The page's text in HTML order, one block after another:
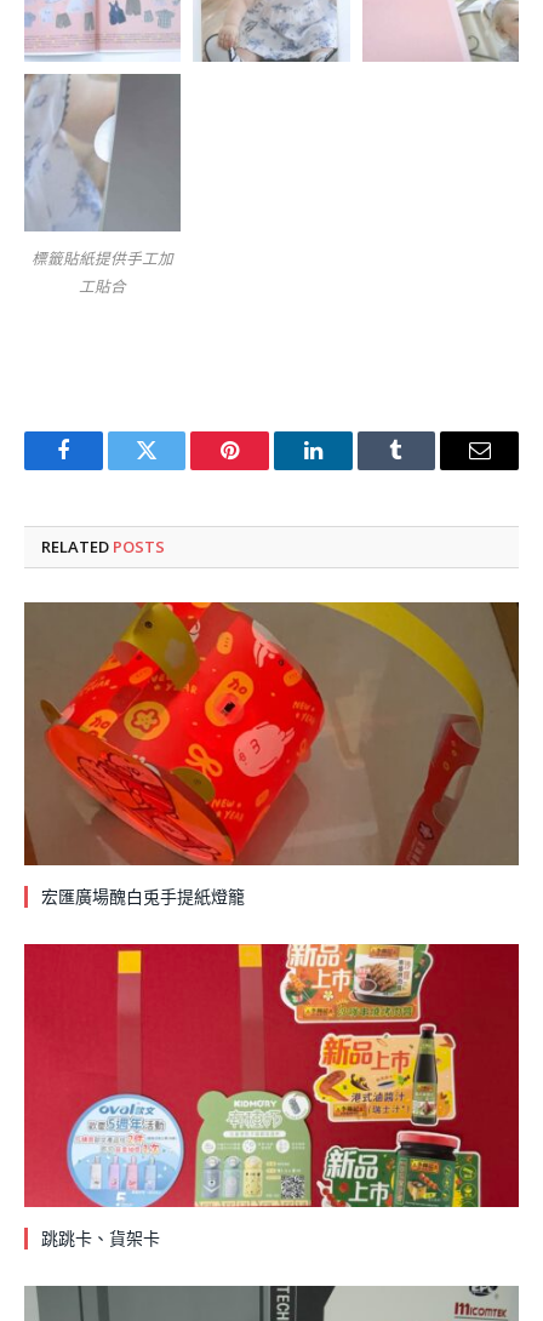
標籤貼紙提供手工加
工貼合
FacebookTwitter Pinterest LinkedInTumblr Email
RELATED POSTS
宏匯廣場醜白兎手提紙燈籠
跳跳卡、貨架卡